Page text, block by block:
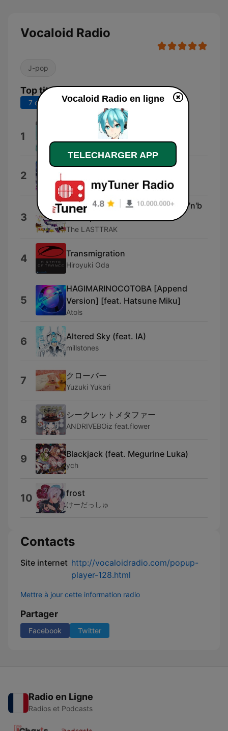
Vocaloid Radio
J-pop
Top titres
7 derniers jours 30 derniers jours
1 Msylvatica (feat. 初音ミク)
LamazeP
2 epimerization
Camellia
3
Ni Soku Ho Kou (The Lasttrak D'n'b
Remix)
The LASTTRAK
4 Transmigration
Hiroyuki Oda
5
HAGIMARINOCOTOBA [Append
Version] [feat. Hatsune Miku]
Atols
6 Altered Sky (feat. IA)
millstones
7 クローバー
Yuzuki Yukari
8 シークレットメタファー
ANDRIVEBOiz feat.flower
9 Blackjack (feat. Megurine Luka)
ych
10 frost
けーだっしゅ
Contacts
Site internet http://vocaloidradio.com/popup-
player-128.html
Mettre à jour cette information radio
Partager
Facebook Twitter
Radio en Ligne
Radios et Podcasts
Vocaloid Radio en ligne
TELECHARGER APP